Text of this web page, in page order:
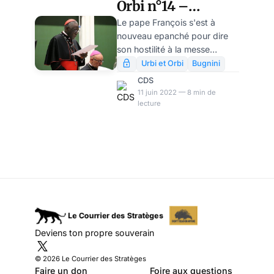
Orbi n°14 –
Georges Brassens
était-il meilleur
théologien que le
pape François?
Le pape François s'est à
nouveau epanché pour dire
son hostilité à la messe
traditionnelle. Occasion pour
nous derevenir sur la
signification profonde de la
crise liturgique qui agite
https://t.co/xeVDMXHkQj —
isabelle de Gaulmyn
(@idegaulmyn) June 9, 2022
Urbi et Orbi
Bugnini
CDS
11 juin 2022 — 8 min de
lecture
Deviens ton propre souverain
© 2026 Le Courrier des Stratèges
Faire un don Foire aux questions